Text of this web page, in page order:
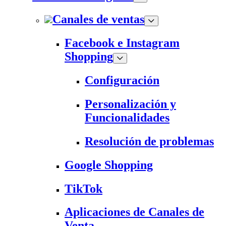
Canales de ventas
Facebook e Instagram
Shopping
Configuración
Personalización y
Funcionalidades
Resolución de problemas
Google Shopping
TikTok
Aplicaciones de Canales de